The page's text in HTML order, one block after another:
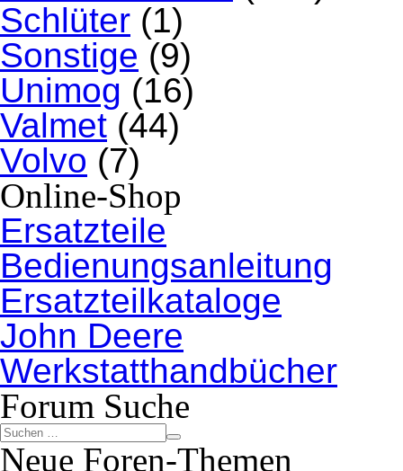
Schlüter (1)
Sonstige (9)
Unimog (16)
Valmet (44)
Volvo (7)
Online-Shop
Ersatzteile
Bedienungsanleitung
Ersatzteilkataloge
John Deere
Werkstatthandbücher
Forum Suche
Neue Foren-Themen